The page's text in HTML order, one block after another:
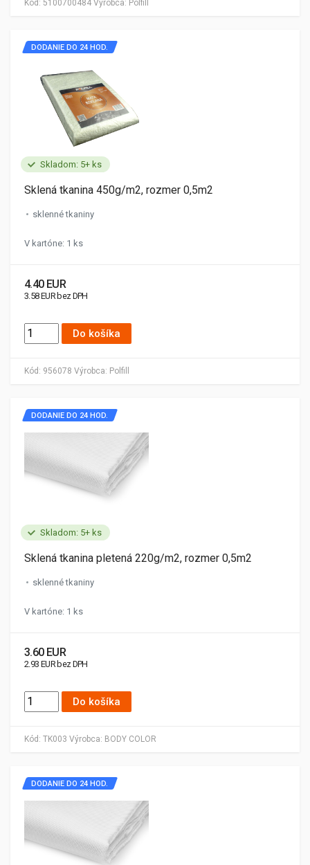
Kód: 5100700484 Výrobca: Polfill
Skladom: 5+ ks
Kód: 956078 Výrobca: Polfill
DODANIE DO 24 HOD.
Sklená tkanina 450g/m2, rozmer 0,5m2
sklenné tkaniny
V kartóne: 1 ks
4.40 EUR
3.58 EUR bez DPH
Do košíka
Skladom: 5+ ks
Kód: TK003 Výrobca: BODY COLOR
DODANIE DO 24 HOD.
Sklená tkanina pletená 220g/m2, rozmer 0,5m2
sklenné tkaniny
V kartóne: 1 ks
3.60 EUR
2.93 EUR bez DPH
Do košíka
DODANIE DO 24 HOD.